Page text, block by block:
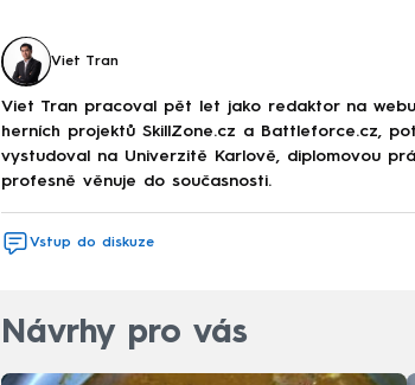
Viet Tran
Viet Tran pracoval pět let jako redaktor na
herních projektů SkillZone.cz a Battleforce.cz,
vystudoval na Univerzitě Karlově, diplomovou
profesně věnuje do současnosti.
Vstup do diskuze
Návrhy pro vás